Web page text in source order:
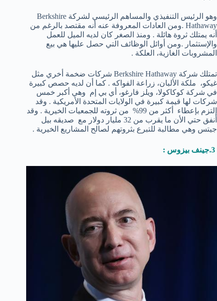
وهو الرئيس التنفيذي والمساهم الرئيسي لشركة Berkshire
Hathaway .ومن العادات المعروفة عنه أنه مقتصد بالرغم من
أنه يمتلك ثروة هائلة . ومنذ الصغر كان لديه الميل للعمل
والإستثمار .ومن أوائل الوظائف التي حصل عليها هي بيع
المشروبات الغازية، العلكة .
تمتلك شركة Berkshire Hathaway شركات ضخمة أخري مثل
غيكو، ملكة الألبان، زراعة الفواكه . كما أن لديه حصص كبيرة
في شركة كوكاكولا، ويلز فارغو، أي بي إم وهي أكبر خمس
شركات لها قيمة كبيرة في الولايات المتحدة الأمريكية . وقد
إلتزم بإعطاء أكثر من 99% من ثروته للجمعيات الخيرية . وقد
أنفق حتي الأن ما يقرب من 32 مليار دولار مع صديقه بيل
جيتس وهي مطالبة للتبرع بثروتهم لصالح المشاريع الخيرية .